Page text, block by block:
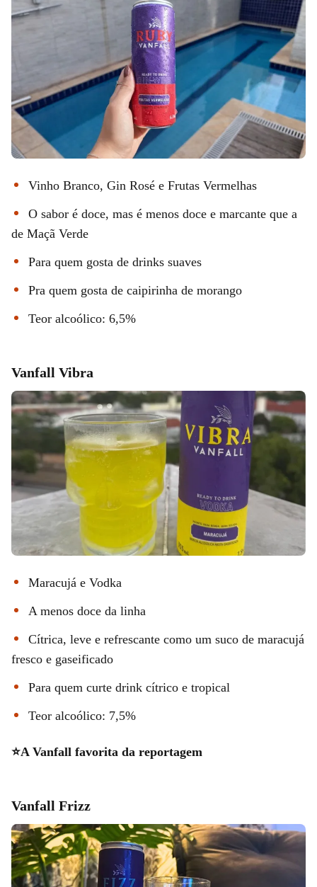
Vinho Branco, Gin Rosé e Frutas Vermelhas
O sabor é doce, mas é menos doce e marcante que a
de Maçã Verde
Para quem gosta de drinks suaves
Pra quem gosta de caipirinha de morango
Teor alcoólico: 6,5%
Vanfall Vibra
Maracujá e Vodka
A menos doce da linha
Cítrica, leve e refrescante como um suco de maracujá
fresco e gaseificado
Para quem curte drink cítrico e tropical
Teor alcoólico: 7,5%
⭐A Vanfall favorita da reportagem
Vanfall Frizz